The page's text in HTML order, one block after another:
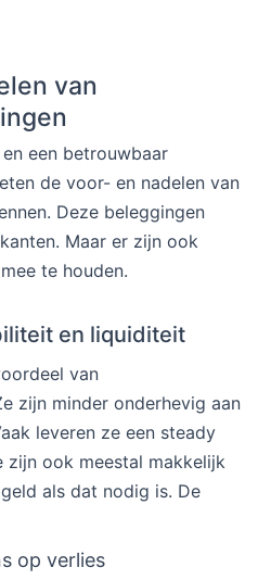
van
en een betrouwbaar
de voor- en nadelen van
Deze beleggingen
Maar er zijn ook
te houden.
en liquiditeit
van
zijn minder onderhevig aan
leveren ze een steady
zijn ook meestal makkelijk
als dat nodig is. De
op verlies